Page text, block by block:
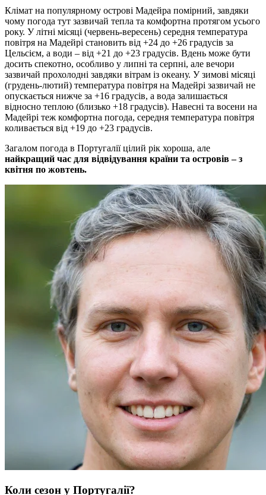
Клімат на популярному острові Мадейра помірний, завдяки
чому погода тут зазвичай тепла та комфортна протягом усього
року. У літні місяці (червень-вересень) середня температура
повітря на Мадейрі становить від +24 до +26 градусів за
Цельсієм, а води – від +21 до +23 градусів. Вдень може бути
досить спекотно, особливо у липні та серпні, але вечори
зазвичай прохолодні завдяки вітрам із океану. У зимові місяці
(грудень-лютий) температура повітря на Мадейрі зазвичай не
опускається нижче за +16 градусів, а вода залишається
відносно теплою (близько +18 градусів). Навесні та восени на
Мадейрі теж комфортна погода, середня температура повітря
коливається від +19 до +23 градусів.
Загалом погода в Португалії цілий рік хороша, але
найкращий час для відвідування країни та островів – з
квітня по жовтень.
Коли сезон у Португалії?